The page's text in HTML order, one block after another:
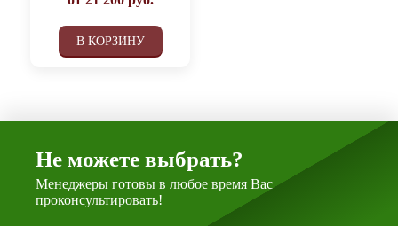
В КОРЗИНУ
Не можете выбрать?
Менеджеры готовы в любое время Вас
проконсультировать!